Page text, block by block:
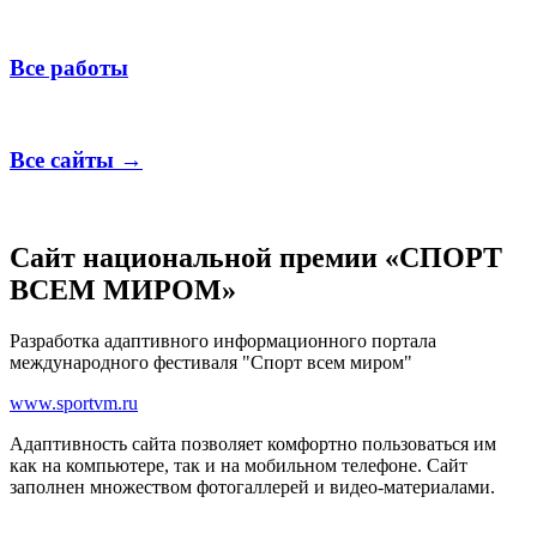
Все работы
Все сайты →
Сайт национальной премии «СПОРТ
ВСЕМ МИРОМ»
Разработка адаптивного информационного портала
международного фестиваля "Спорт всем миром"
www.sportvm.ru
Адаптивность сайта позволяет комфортно пользоваться им
как на компьютере, так и на мобильном телефоне. Сайт
заполнен множеством фотогаллерей и видео-материалами.